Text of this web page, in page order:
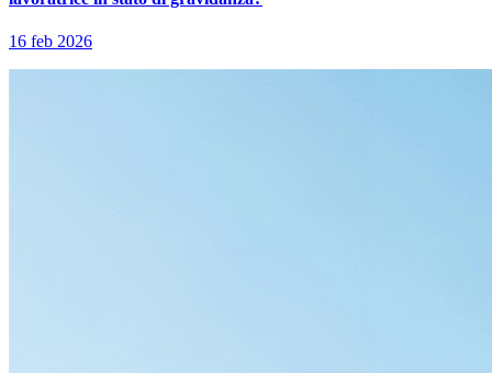
16 feb 2026